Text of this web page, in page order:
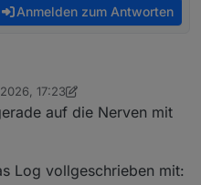
Anmelden zum Antworten
17:23
auf die Nerven mit
Log vollgeschrieben mit: